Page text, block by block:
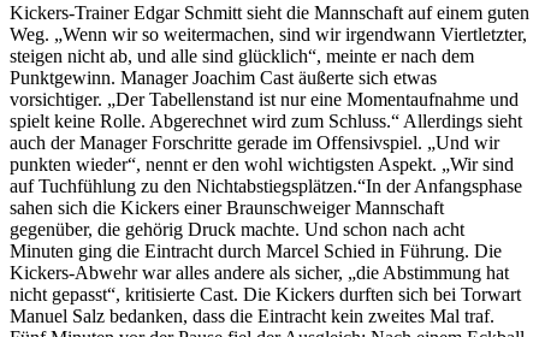
Kickers-Trainer Edgar Schmitt sieht die Mannschaft auf einem guten
Weg. „Wenn wir so weitermachen, sind wir irgendwann Viertletzter,
steigen nicht ab, und alle sind glücklich“, meinte er nach dem
Punktgewinn. Manager Joachim Cast äußerte sich etwas
vorsichtiger. „Der Tabellenstand ist nur eine Momentaufnahme und
spielt keine Rolle. Abgerechnet wird zum Schluss.“ Allerdings sieht
auch der Manager Forschritte gerade im Offensivspiel. „Und wir
punkten wieder“, nennt er den wohl wichtigsten Aspekt. „Wir sind
auf Tuchfühlung zu den Nichtabstiegsplätzen.“In der Anfangsphase
sahen sich die Kickers einer Braunschweiger Mannschaft
gegenüber, die gehörig Druck machte. Und schon nach acht
Minuten ging die Eintracht durch Marcel Schied in Führung. Die
Kickers-Abwehr war alles andere als sicher, „die Abstimmung hat
nicht gepasst“, kritisierte Cast. Die Kickers durften sich bei Torwart
Manuel Salz bedanken, dass die Eintracht kein zweites Mal traf.